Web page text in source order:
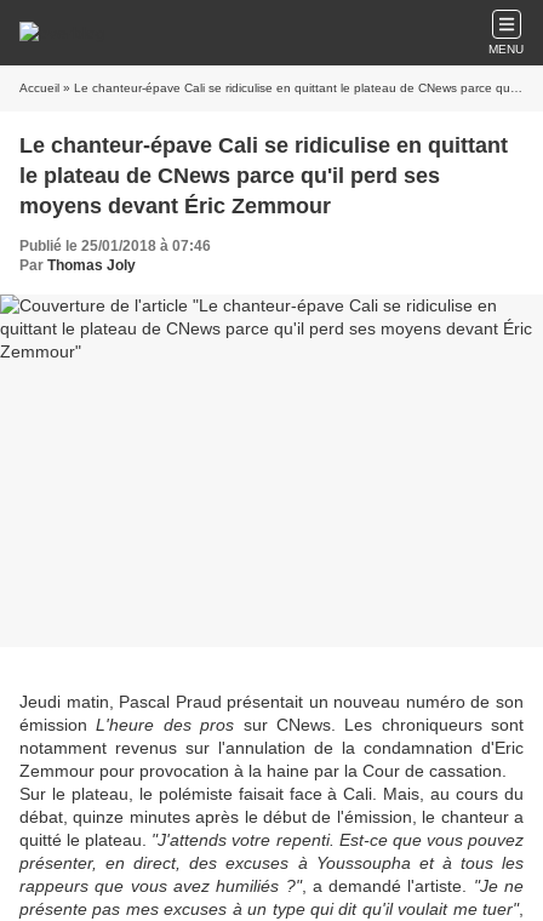
MENU
Accueil » Le chanteur-épave Cali se ridiculise en quittant le plateau de CNews parce qu'il perd ses moyens devant Éric Zemmour
Le chanteur-épave Cali se ridiculise en quittant
le plateau de CNews parce qu'il perd ses
moyens devant Éric Zemmour
Publié le 25/01/2018 à 07:46
Par Thomas Joly
Jeudi matin, Pascal Praud présentait un nouveau numéro de son
émissionL'heure des pros sur CNews. Les chroniqueurs sont
notamment revenus sur l'annulation de la condamnation d'Eric
Zemmour pour provocation à la haine par la Cour de cassation.
Sur le plateau, le polémiste faisait face à Cali. Mais, au cours du
débat, quinze minutes après le début de l'émission, le chanteur a
quitté le plateau. "J'attends votre repenti. Est-ce que vous pouvez
présenter, en direct, des excuses à Youssoupha et à tous les
rappeurs que vous avez humiliés ?", a demandé l'artiste.
"Je ne
présente pas mes excuses à un type qui dit qu'il voulait me tuer",